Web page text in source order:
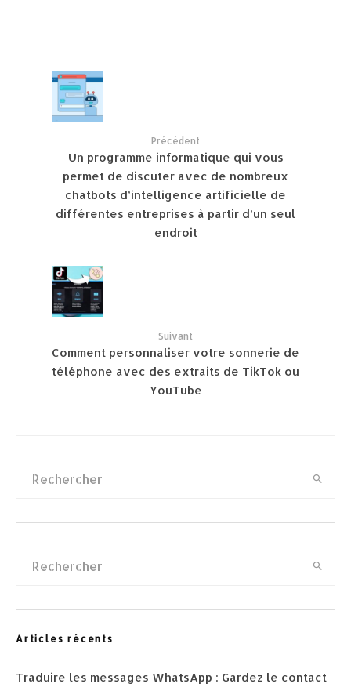
Précédent
Un programme informatique qui vous
permet de discuter avec de nombreux
chatbots d’intelligence artificielle de
différentes entreprises à partir d’un seul
endroit
Suivant
Comment personnaliser votre sonnerie de
téléphone avec des extraits de TikTok ou
YouTube
Articles récents
Traduire les messages WhatsApp : Gardez le contact